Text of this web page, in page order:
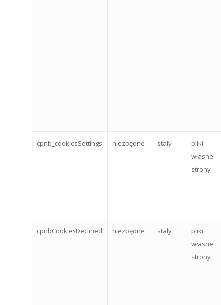
cpnb_cookiesSettings niezbędne stały
pliki
własne
strony
cpnbCookiesDeclined niezbędne stały
pliki
własne
strony